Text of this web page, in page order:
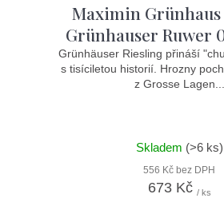
Maximin
Grünhauser Ruwer
Grünhäuser Riesling přináší
s tisíciletou historií. Hrozny
z Grosse Lagen...
Skladem (>6 ks)
556 Kč bez DPH
673 Kč / ks